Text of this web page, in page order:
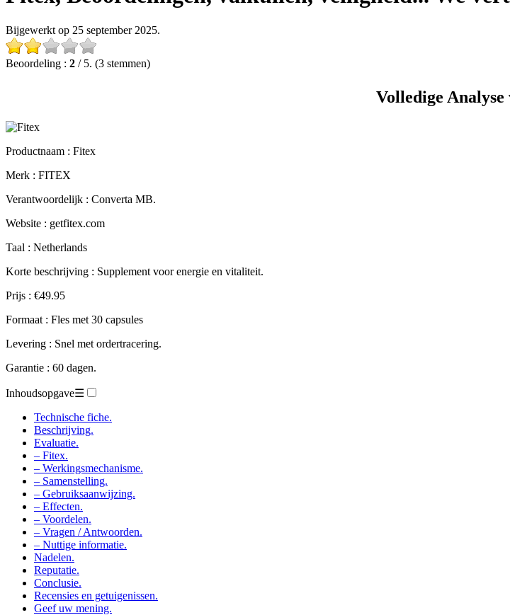
Bijgewerkt op 25 september 2025.
Beoordeling : 2 / 5. (3 stemmen)
Volledige
Productnaam : Fitex
Merk : FITEX
Verantwoordelijk : Converta MB.
Website : getfitex.com
Taal : Netherlands
Korte beschrijving : Supplement voor energie en vitaliteit.
Prijs : €49.95
Formaat : Fles met 30 capsules
Levering : Snel met ordertracering.
Garantie : 60 dagen.
Inhoudsopgave☰
Technische fiche.
Beschrijving.
Evaluatie.
– Fitex.
– Werkingsmechanisme.
– Samenstelling.
– Gebruiksaanwijzing.
– Effecten.
– Voordelen.
– Vragen / Antwoorden.
– Nuttige informatie.
Nadelen.
Reputatie.
Conclusie.
Recensies en getuigenissen.
Geef uw mening.